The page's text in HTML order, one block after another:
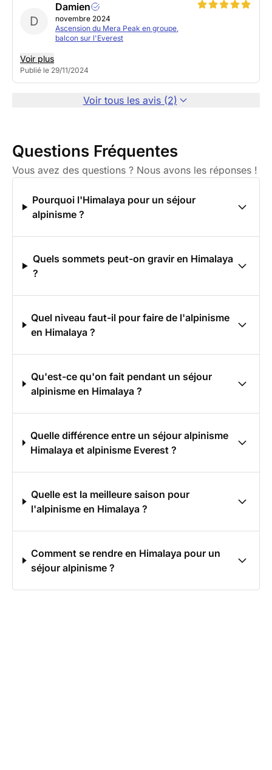
D
Damien
novembre 2024
Ascension du Mera Peak en groupe,
balcon sur l'Everest
Voir plus
Publié le 29/11/2024
Voir tous les avis (2)
Questions Fréquentes
Vous avez des questions ? Nous avons les réponses !
Pourquoi l'Himalaya pour un séjour
alpinisme ?
Quels sommets peut-on gravir en Himalaya
?
Quel niveau faut-il pour faire de l'alpinisme
en Himalaya ?
Qu'est-ce qu'on fait pendant un séjour
alpinisme en Himalaya ?
Quelle différence entre un séjour alpinisme
Himalaya et alpinisme Everest ?
Quelle est la meilleure saison pour
l'alpinisme en Himalaya ?
Comment se rendre en Himalaya pour un
séjour alpinisme ?